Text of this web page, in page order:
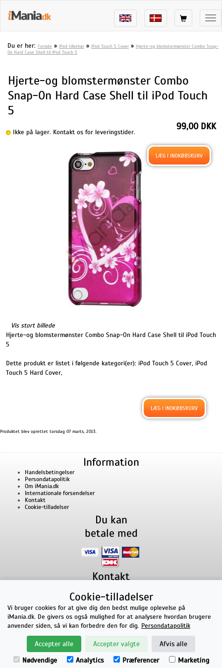
Du er her: Forside » iPod tilbehør » iPod Touch 5 Cover » Hjerte-og blomstermønster Combo Snap-
On Hard Case Shell til iPod Touch 5
Hjerte-og blomstermønster Combo
Snap-On Hard Case Shell til iPod Touch
5
Ikke på lager. Kontakt os for leveringstider.
Vis stort billede
99,00 DKK
Hjerte-og blomstermønster Combo Snap-On Hard Case Shell til iPod Touch
5
Dette produkt er listet i følgende kategori(er): iPod Touch 5 Cover, iPod
Touch 5 Hard Cover,
Produktet blev oprettet torsdag 07 marts, 2013.
Information
Handelsbetingelser
Persondatapolitik
Om iMania.dk
Internationale forsendelser
Kontakt
Cookie-tilladelser
Du kan
betale med
Kontakt
Lillevorde Kær 29280 Storvorde
CVR nummer: 33182805 | E-mail: kontakt@imania.dk
Telefon:+45 23618990
Topkarakter hos kunderne!
på Facebook
Cookie-tilladelser
Vi bruger cookies for at give dig den bedst mulige oplevelse på
iMania.dk. De givers os også mulighed for at analysere hvordan brugere
anvender siden, så vi kan forbedre den for dig. Persondatapolitik
Accepter alle Accepter valgte
Afvis alle
Nødvendige
Analytics Præferencer Marketing